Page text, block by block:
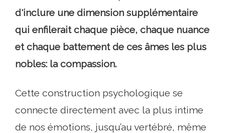
d'inclure une dimension supplémentaire
qui enfilerait chaque pièce, chaque nuance
et chaque battement de ces âmes les plus
nobles: la compassion.
Cette construction psychologique se
connecte directement avec la plus intime
de nos émotions, jusqu’au vertébré, même